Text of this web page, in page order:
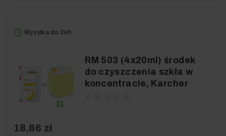
Wysyłka do 24h
RM 503 (4x20ml) środek
do czyszczenia szkła w
koncentracie, Karcher
18,86 zł